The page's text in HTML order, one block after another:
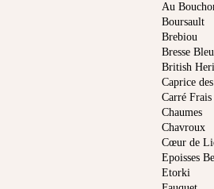
Au
Boursault
Brebiou
Bresse Bleu
British
Caprice
Carré Frais
Chaumes
Chavroux
Cœur de
Epoisses
Etorki